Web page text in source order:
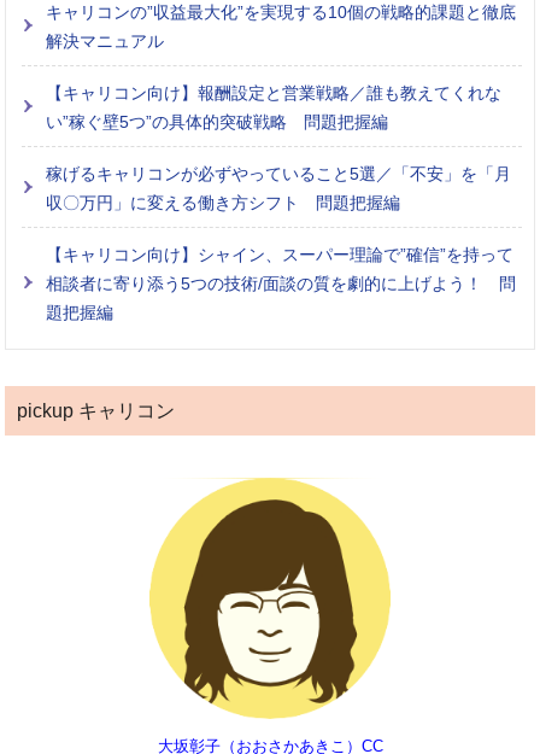
キャリコンの”収益最大化”を実現する10個の戦略的課題と徹底
解決マニュアル
【キャリコン向け】報酬設定と営業戦略／誰も教えてくれな
い”稼ぐ壁5つ”の具体的突破戦略 問題把握編
稼げるキャリコンが必ずやっていること5選／「不安」を「月
収〇万円」に変える働き方シフト 問題把握編
【キャリコン向け】シャイン、スーパー理論で”確信”を持って
相談者に寄り添う5つの技術/面談の質を劇的に上げよう！ 問
題把握編
pickup キャリコン
大坂彰子（おおさかあきこ）CC